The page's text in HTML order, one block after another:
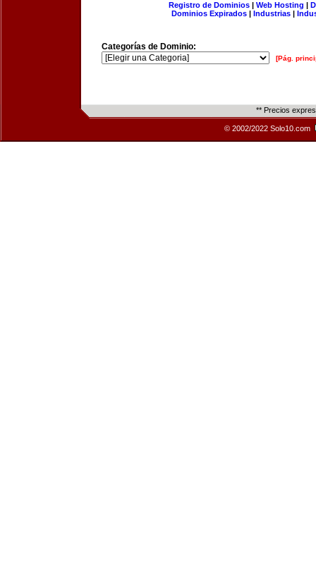
Registro de Dominios| Web Hosting |
Dominios Expirados | Industrias |
Categorías de Dominio:
[Pág.
** Precios
© 2002/2022 Solo10.com